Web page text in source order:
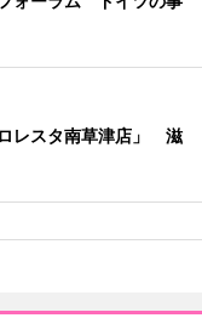
レスタ南草津店」 滋